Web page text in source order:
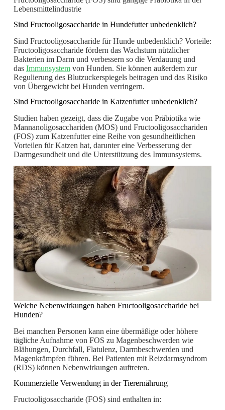
Lebensmittelindustrie
Sind Fructooligosaccharide in Hundefutter unbedenklich?
Sind Fructooligosaccharide für Hunde unbedenklich? Vorteile:
Fructooligosaccharide fördern das Wachstum nützlicher
Bakterien im Darm und verbessern so die Verdauung und
das Immunsystemvon Hunden. Sie können außerdem zur
Regulierung des Blutzuckerspiegels beitragen und das Risiko
von Übergewicht bei Hunden verringern.
Sind Fructooligosaccharide in Katzenfutter unbedenklich?
Studien haben gezeigt, dass die Zugabe von Präbiotika wie
Mannanoligosacchariden (MOS) und Fructooligosacchariden
(FOS) zum Katzenfutter eine Reihe von gesundheitlichen
Vorteilen für Katzen hat, darunter eine Verbesserung der
Darmgesundheit und die Unterstützung des Immunsystems.
Welche Nebenwirkungen haben Fructooligosaccharide bei
Hunden?
Bei manchen Personen kann eine übermäßige oder höhere
tägliche Aufnahme von FOS zu Magenbeschwerden wie
Blähungen, Durchfall, Flatulenz, Darmbeschwerden und
Magenkrämpfen führen. Bei Patienten mit Reizdarmsyndrom
(RDS) können Nebenwirkungen auftreten.
Kommerzielle Verwendung in der Tierernährung
Fructooligosaccharide (FOS) sind enthalten in: